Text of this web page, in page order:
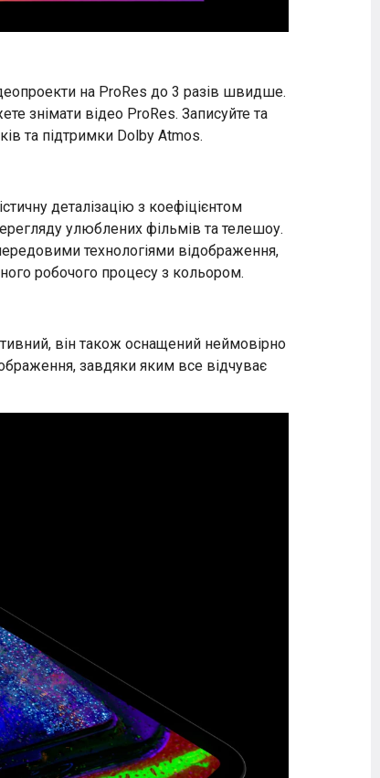
на ProRes до 3 разів швидше.
знімати відео ProRes. Записуйте та
та підтримки Dolby Atmos.
деталізацію з коефіцієнтом
улюблених фільмів та телешоу.
технологіями відображення,
робочого процесу з кольором.
він також оснащений неймовірно
завдяки яким все відчуває